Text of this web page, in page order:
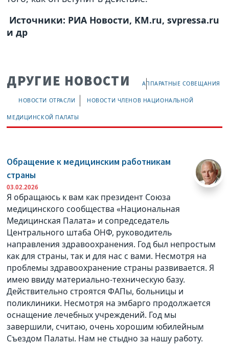
Источники: РИА Новости, KM.ru, svpressa.ru
и др
ДРУГИЕ НОВОСТИ АППАРАТНЫЕ СОВЕЩАНИЯ
НОВОСТИ ОТРАСЛИ НОВОСТИ ЧЛЕНОВ НАЦИОНАЛЬНОЙ
МЕДИЦИНСКОЙ ПАЛАТЫ
Обращение к медицинским работникам
страны
03.02.2026
Я обращаюсь к вам как президент Союза
медицинского сообщества «Национальная
Медицинская Палата» и сопредседатель
Центрального штаба ОНФ, руководитель
направления здравоохранения. Год был непростым
как для страны, так и для нас с вами. Несмотря на
проблемы здравоохранение страны развивается. Я
имею ввиду материально-техническую базу.
Действительно строятся ФАПы, больницы и
поликлиники. Несмотря на эмбарго продолжается
оснащение лечебных учреждений. Год мы
завершили, считаю, очень хорошим юбилейным
Съездом Палаты. Нам не стыдно за нашу работу.